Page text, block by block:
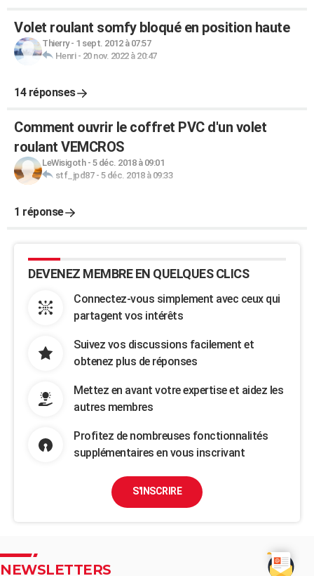
Volet roulant somfy bloqué en position haute
Thierry- 1 sept. 2012 à 07:57
Henri- 20 nov. 2022 à 20:47
14 réponses
Comment ouvrir le coffret PVC d'un volet
roulant VEMCROS
LeWisigoth- 5 déc. 2018 à 09:01
stf_jpd87- 5 déc. 2018 à 09:33
1 réponse
DEVENEZ MEMBRE EN QUELQUES CLICS
Connectez-vous simplement avec ceux qui
partagent vos intérêts
Suivez vos discussions facilement et
obtenez plus de réponses
Mettez en avant votre expertise et aidez les
autres membres
Profitez de nombreuses fonctionnalités
supplémentaires en vous inscrivant
S'INSCRIRE
NEWSLETTERS